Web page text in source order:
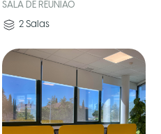
SALA DE REUNIAO
2 Salas